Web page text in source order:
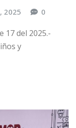
2025 0
17 del 2025.-
y